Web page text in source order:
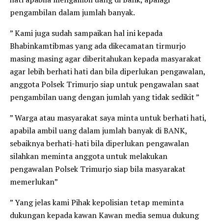
pengambilan dalam jumlah banyak.
” Kami juga sudah sampaikan hal ini kepada
Bhabinkamtibmas yang ada dikecamatan tirmurjo
masing masing agar diberitahukan kepada masyarakat
agar lebih berhati hati dan bila diperlukan pengawalan,
anggota Polsek Trimurjo siap untuk pengawalan saat
pengambilan uang dengan jumlah yang tidak sedikit ”
” Warga atau masyarakat saya minta untuk berhati hati,
apabila ambil uang dalam jumlah banyak di BANK,
sebaiknya berhati-hati bila diperlukan pengawalan
silahkan meminta anggota untuk melakukan
pengawalan Polsek Trimurjo siap bila masyarakat
memerlukan”
” Yang jelas kami Pihak kepolisian tetap meminta
dukungan kepada kawan Kawan media semua dukung